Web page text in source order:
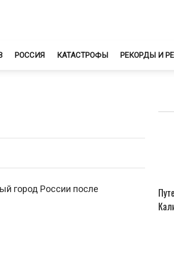
РОССИЯ КАТАСТРОФЫ РЕКОРДЫ И
город России после